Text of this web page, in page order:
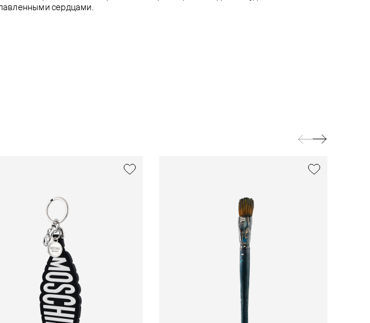
сердцами.